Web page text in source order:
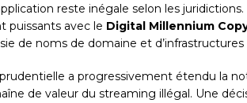
reste inégale selon les juridictions.
puissants avec le Digital Millennium
de noms de domaine et
a progressivement étendu la
de valeur du streaming illégal. Une